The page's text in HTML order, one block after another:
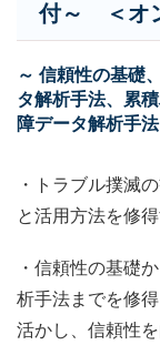
付～ ＜オ
～ 信頼性の基礎
タ解析手法、累
障データ解析手
・トラブル撲滅
と活用方法を修得
・信頼性の基礎
析手法までを修
活かし、信頼性